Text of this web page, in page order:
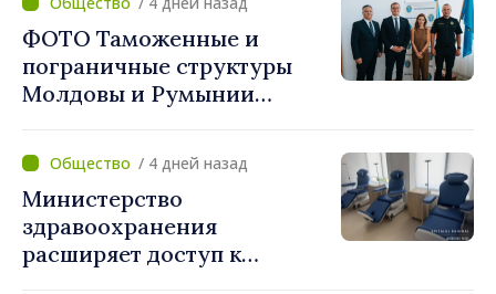
завершить этой осенью»
ФОТО Таможенные и
пограничные структуры
Молдовы и Румынии
по разгрузке движения на
КПП "Леушены–Албица"
/ 4 дней назад
Министерство
здравоохранения
расширяет доступ к